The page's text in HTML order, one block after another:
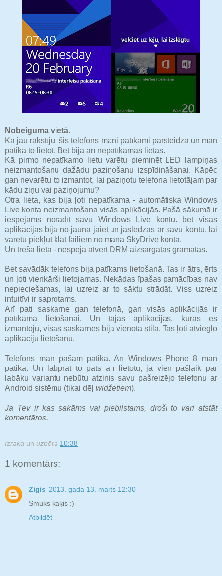
Nobeiguma vietā.
Kā jau rakstīju, šis telefons mani patīkami pārsteidza un man
patika to lietot. Bet bija arī nepatīkamas lietas.
Kā pirmo nepatīkamo lietu varētu pieminēt LED lampiņas
neizmantošanu dažādu paziņošanu izspīdināšanai. Kāpēc
gan nevarētu to izmantot, lai paziņotu telefona lietotājam par
kādu ziņu vai paziņojumu?
Otra lieta, kas bija ļoti nepatīkama - automātiska Windows
Live konta neizmantošana visās aplikācijās. Pašā sākumā ir
iespējams norādīt savu Windows Live kontu. bet visās
aplikācijās bija no jauna jāiet un jāslēdzas ar savu kontu, lai
varētu piekļūt klāt failiem no mana SkyDrive konta.
Un trešā lieta - nespēja atvērt DRM aizsargātas grāmatas.
Bet savādāk telefons bija patīkams lietošanā. Tas ir ātrs, ērts
un ļoti vienkārši lietojamas. Nekādas īpašas pamācības nav
nepieciešamas, lai uzreiz ar to sāktu strādāt. Viss uzreiz
intuitīvi ir saprotams.
Arī pati saskarne gan telefonā, gan visās aplikācijās ir
patīkama lietošanai. Un tajās aplikācijās, kuras es
izmantoju, visas saskarnes bija vienotā stilā. Tas ļoti atvieglo
aplikāciju lietošanu.
Telefons man pašam patika. Arī Windows Phone 8 man
patika. Un labprāt to pats arī lietotu, ja vien pašlaik par
labāku variantu nebūtu atzinis savu pašreizējo telefonu ar
Android sistēmu (tikai dēļ widžetiem).
Ja Tev ir kas sakāms vai piebilstams, droši to vari atstāt
komentāros.
Izraka un uzbēra 10:38
1 komentārs:
Zigis 2013. gada 13. marts 12:30
Smuks kaķis :)
Atbildēt